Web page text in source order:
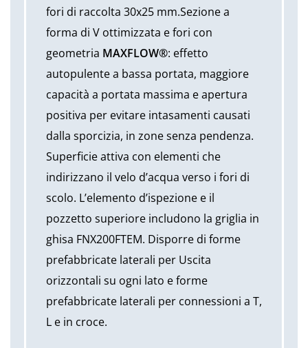
fori di raccolta 30x25 mm.Sezione a
forma di V ottimizzata e fori con
geometria MAXFLOW®: effetto
autopulente a bassa portata, maggiore
capacità a portata massima e apertura
positiva per evitare intasamenti causati
dalla sporcizia, in zone senza pendenza.
Superficie attiva con elementi che
indirizzano il velo d’acqua verso i fori di
scolo. L’elemento d’ispezione e il
pozzetto superiore includono la griglia in
ghisa FNX200FTEM. Disporre di forme
prefabbricate laterali per Uscita
orizzontali su ogni lato e forme
prefabbricate laterali per connessioni a T,
L e in croce.